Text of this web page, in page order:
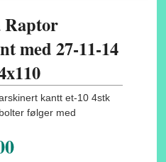
Raptor
med 27-11-14
kantt et-10 4stk
følger med